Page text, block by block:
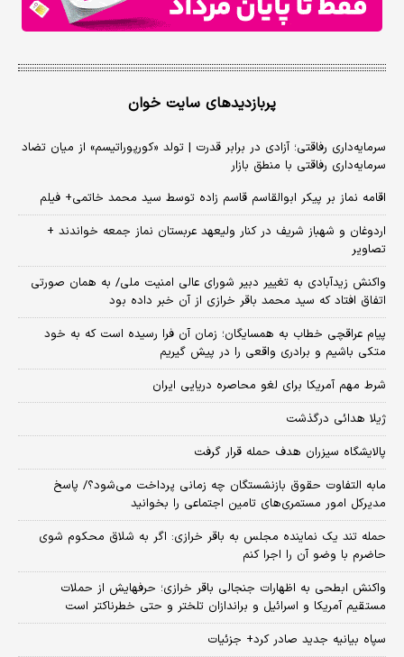
پربازدیدهای سایت خوان
سرمایه‌داری رفاقتی؛ آزادی در برابر قدرت | تولد «کورپوراتیسم» از میان تضاد
سرمایه‌داری رفاقتی با منطق بازار
اقامه نماز بر پیکر ابوالقاسم قاسم زاده توسط سید محمد خاتمی+ فیلم
اردوغان و شهباز شریف در کنار ولیعهد عربستان نماز جمعه خواندند +
تصاویر
واکنش زیدآبادی به تغییر دبیر شورای عالی امنیت ملی/ به همان صورتی
اتفاق افتاد که سید محمد باقر خرازی از آن خبر داده بود
پیام عراقچی خطاب به همسایگان؛ زمان آن فرا رسیده است که به خود
متکی باشیم و برادری واقعی را در پیش گیریم
شرط مهم آمریکا برای لغو محاصره دریایی ایران
ژیلا هدائی درگذشت
پالایشگاه سیزران هدف حمله قرار گرفت
مابه التفاوت حقوق بازنشستگان چه زمانی پرداخت می‌شود؟/ پاسخ
مدیرکل امور مستمری‌های تامین اجتماعی را بخوانید
حمله تند یک نماینده مجلس به باقر خرازی: اگر به شلاق محکوم شوی
حاضرم با وضو آن را اجرا کنم
واکنش ابطحی به اظهارات جنجالی باقر خرازی؛ حرفهایش از حملات
مستقیم آمریکا و اسرائیل و براندازان تلختر و حتی خطرناکتر است
سپاه بیانیه جدید صادر کرد+ جزئیات